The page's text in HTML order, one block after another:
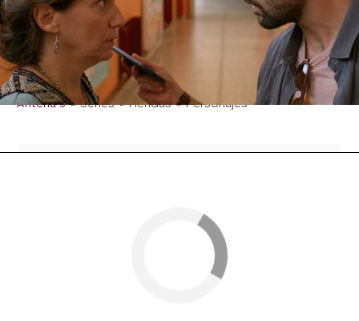
¿Empatiza con su personaje? ¿Qué hubiese
hecho ella en su situación? Descúbrelo en el
vídeo que encabeza esta noticia.
Antena 3 » Series » Heridas » Personajes